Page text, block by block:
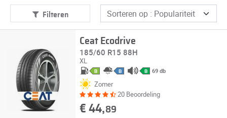
Filteren
Ceat Ecodrive
185/60 R15 88H
XL
B B B 69 db
Zomer
20 Beoordeling
€ 44,89